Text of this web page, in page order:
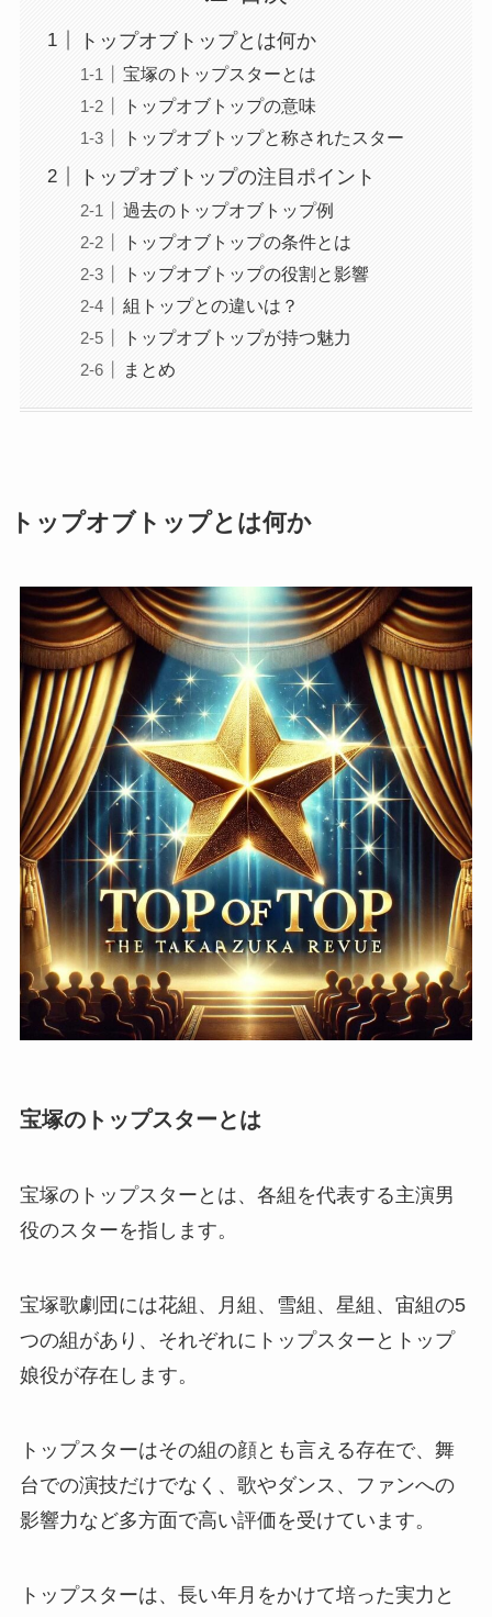
トップオブトップとは何か
宝塚のトップスターとは
トップオブトップの意味
トップオブトップと称されたスター
トップオブトップの注目ポイント
過去のトップオブトップ例
トップオブトップの条件とは
トップオブトップの役割と影響
組トップとの違いは？
トップオブトップが持つ魅力
まとめ
トップオブトップとは何か
宝塚のトップスターとは
宝塚のトップスターとは、各組を代表する主演男
役のスターを指します。
宝塚歌劇団には花組、月組、雪組、星組、宙組の5
つの組があり、それぞれにトップスターとトップ
娘役が存在します。
トップスターはその組の顔とも言える存在で、舞
台での演技だけでなく、歌やダンス、ファンへの
影響力など多方面で高い評価を受けています。
トップスターは、長い年月をかけて培った実力と